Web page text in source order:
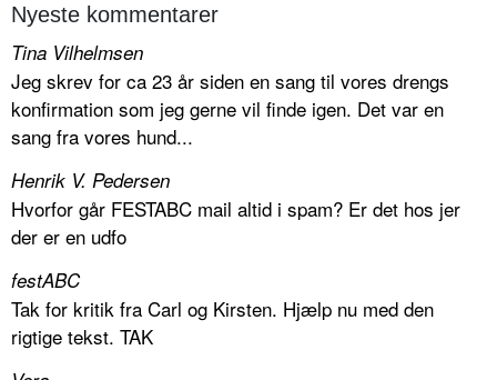
Nyeste kommentarer
Tina Vilhelmsen
Jeg skrev for ca 23 år siden en sang til vores drengs
konfirmation som jeg gerne vil finde igen. Det var en
sang fra vores hund...
Henrik V. Pedersen
Hvorfor går FESTABC mail altid i spam? Er det hos jer
der er en udfo
festABC
Tak for kritik fra Carl og Kirsten. Hjælp nu med den
rigtige tekst. TAK